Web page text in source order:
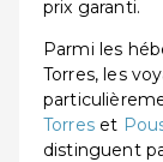
prix garanti.
Parmi les
Torres, les
Torreset
distinguent